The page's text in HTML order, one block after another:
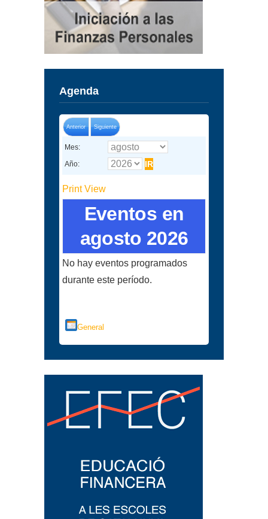
Agenda
Anterior Siguiente
Mes:
Año:
PrintView
Eventos en
agosto 2026
No hay eventos programados
durante este período.
General